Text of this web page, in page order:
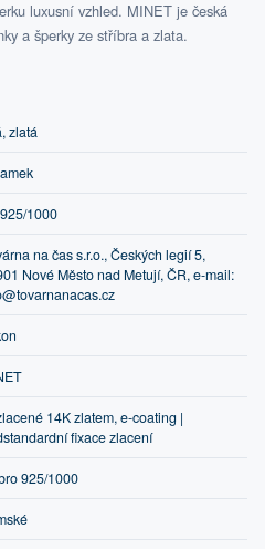
luxusní vzhled. MINET je česká
a šperky ze stříbra a zlata.
zlatá
1000
na čas s.r.o., Českých legií 5,
Nové Město nad Metují, ČR, e-mail:
14K zlatem, e-coating |
fixace zlacení
925/1000